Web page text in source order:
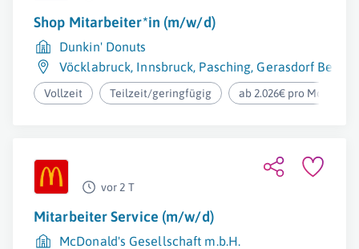
Shop Mitarbeiter*in (m/w/d)
Dunkin' Donuts
Vöcklabruck, Innsbruck, Pasching, Gerasdorf Bei
Vollzeit Teilzeit/geringfügig ab 2.026€ pro Monat
vor 2 T
Mitarbeiter Service (m/w/d)
McDonald's Gesellschaft m.b.H.